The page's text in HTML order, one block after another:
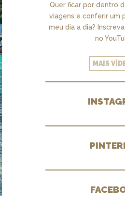
Quer ficar por dentro
viagens e conferir um
meu dia a dia?
no
MAIS